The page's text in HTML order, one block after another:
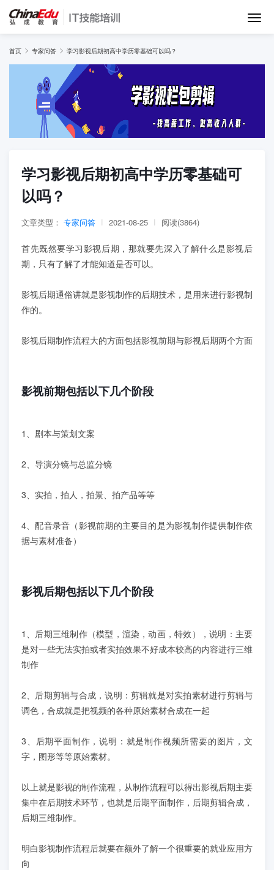
首页
IT培训班
在线网课
教学服务
师资团队
人才培养
关于我们
首页 专家问答 学习影视后期初高中学历零基础可以吗？
学习影视后期初高中学历零基础可
以吗？
文章类型： 专家问答 | 2021-08-25 | 阅读(3864)
首先既然要学习影视后期，那就要先深入了解什么是影视后
期，只有了解了才能知道是否可以。
影视后期通俗讲就是影视制作的后期技术，是用来进行影视制
作的。
影视后期制作流程大的方面包括影视前期与影视后期两个方面
影视前期包括以下几个阶段
1、剧本与策划文案
2、导演分镜与总监分镜
3、实拍，拍人，拍景、拍产品等等
4、配音录音（影视前期的主要目的是为影视制作提供制作依
据与素材准备）
影视后期包括以下几个阶段
1、后期三维制作（模型，渲染，动画，特效），说明：主要
是对一些无法实拍或者实拍效果不好成本较高的内容进行三维
制作
2、后期剪辑与合成，说明：剪辑就是对实拍素材进行剪辑与
调色，合成就是把视频的各种原始素材合成在一起
3、后期平面制作，说明：就是制作视频所需要的图片，文
字，图形等等原始素材。
以上就是影视的制作流程，从制作流程可以得出影视后期主要
集中在后期技术环节，也就是后期平面制作，后期剪辑合成，
后期三维制作。
明白影视制作流程后就要在额外了解一个很重要的就业应用方
向